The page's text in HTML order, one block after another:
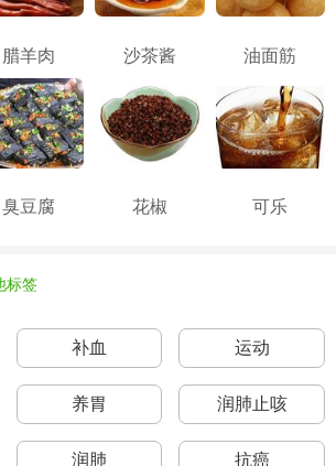
腊羊肉 沙茶酱 油面筋
臭豆腐 花椒 可乐
标签
补血 运动
养胃 润肺止咳
润肺 抗癌